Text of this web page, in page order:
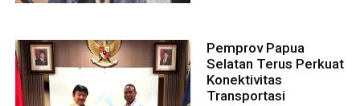
Pemprov Papua
Selatan Terus Perkuat
Konektivitas
Transportasi